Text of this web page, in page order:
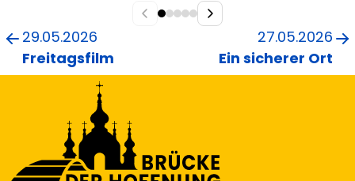
29.05.2026
Freitagsfilm
27.05.2026
Ein sicherer Ort